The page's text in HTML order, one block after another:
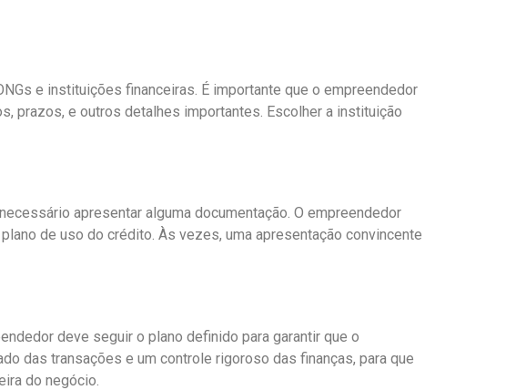
e instituições financeiras. É importante que o empreendedor
prazos, e outros detalhes importantes. Escolher a instituição
apresentar alguma documentação. O empreendedor
de uso do crédito. Às vezes, uma apresentação convincente
deve seguir o plano definido para garantir que o
das transações e um controle rigoroso das finanças, para que
do negócio.